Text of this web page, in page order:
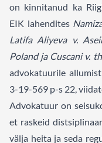
on kinnitanud ka
EIK lahendites
Latifa Aliyeva v.
Poland ja Cuscani v.
advokatuurile
3-19-569 p-s 22,
Advokatuur on
et raskeid
välja heita ja seda